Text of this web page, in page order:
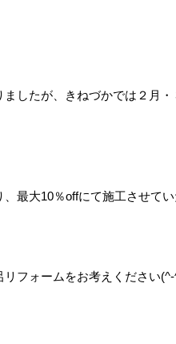
ましたが、きねづかでは２月
最大10％offにて施工させてい
リフォームをお考えください(^-